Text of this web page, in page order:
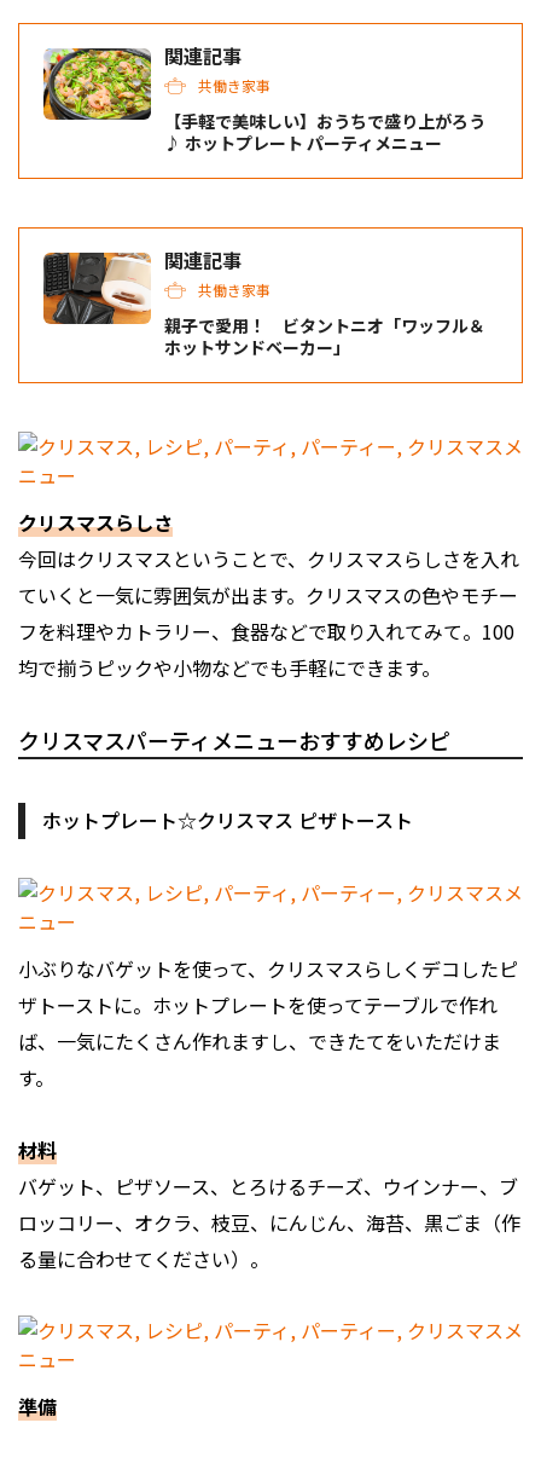
関連記事
共働き家事
【手軽で美味しい】おうちで盛り上がろう
♪ ホットプレート パーティメニュー
関連記事
共働き家事
親子で愛用！ ビタントニオ「ワッフル＆
ホットサンドベーカー」
クリスマスらしさ
今回はクリスマスということで、クリスマスらしさを入れ
ていくと一気に雰囲気が出ます。クリスマスの色やモチー
フを料理やカトラリー、食器などで取り入れてみて。100
均で揃うピックや小物などでも手軽にできます。
クリスマスパーティメニューおすすめレシピ
ホットプレート☆クリスマス ピザトースト
小ぶりなバゲットを使って、クリスマスらしくデコしたピ
ザトーストに。ホットプレートを使ってテーブルで作れ
ば、一気にたくさん作れますし、できたてをいただけま
す。
材料
バゲット、ピザソース、とろけるチーズ、ウインナー、ブ
ロッコリー、オクラ、枝豆、にんじん、海苔、黒ごま（作
る量に合わせてください）。
準備